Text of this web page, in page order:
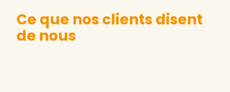
Ce que nos clients disent
de nous